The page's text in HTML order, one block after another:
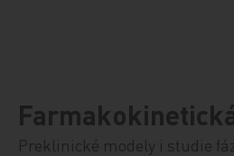
Preklinické modely i studie